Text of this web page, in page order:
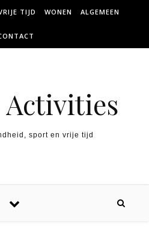
TIJD WONEN ALGEMEEN
Activities
sport en vrije tijd